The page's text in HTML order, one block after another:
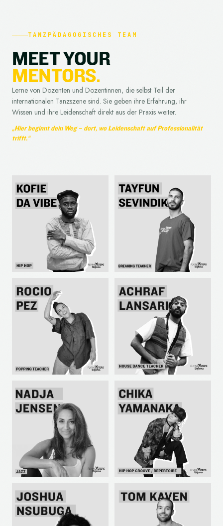
TANZPÄDAGOGISCHES TEAM
MEETYOUR
MENTORS.
Lerne von Dozenten und Dozentinnen, die selbst Teil der
internationalen Tanzszene sind. Sie geben ihre Erfahrung, ihr
Wissen und ihre Leidenschaft direkt aus der Praxis weiter.
„Hier beginnt dein Weg – dort, wo Leidenschaft auf Professionalität
trifft.“
HIP HOP BREAKING
POPPING HOUSE
JAZZ DANCE
HIP HOP GROOVE /
REPERTOIRE